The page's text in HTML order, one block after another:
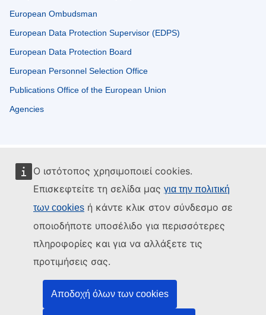
Ο ιστότοπος χρησιμοποιεί cookies.
Επισκεφτείτε τη σελίδα μας για την πολιτική
των cookies ή κάντε κλικ στον σύνδεσμο σε
οποιοδήποτε υποσέλιδο για περισσότερες
πληροφορίες και για να αλλάξετε τις
προτιμήσεις σας.
Αποδοχή όλων των cookies
European Ombudsman
European Data Protection Supervisor (EDPS)
European Data Protection Board
European Personnel Selection Office
Publications Office of the European Union
Agencies